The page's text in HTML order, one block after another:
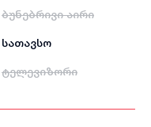
ბუნებრივი აირი
სათავსო
ტელევიზორი